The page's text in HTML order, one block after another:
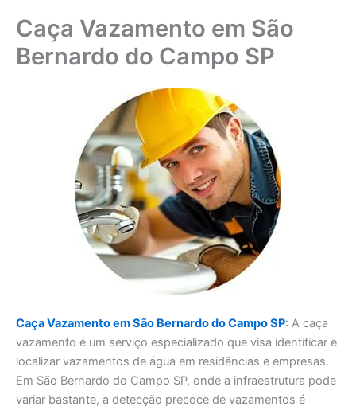
Caça Vazamento em São
Bernardo do Campo SP
Caça Vazamento em São Bernardo do Campo SP: A caça
vazamento é um serviço especializado que visa identificar e
localizar vazamentos de água em residências e empresas.
Em São Bernardo do Campo SP, onde a infraestrutura pode
variar bastante, a detecção precoce de vazamentos é